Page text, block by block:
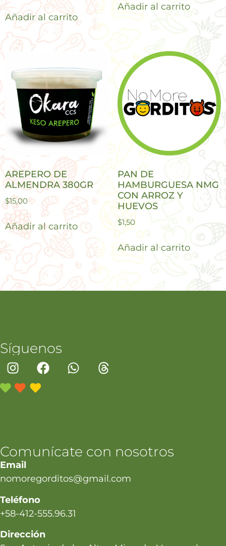
Añadir al carrito
Añadir al carrito
AREPERO DE
ALMENDRA 380GR
$15,00
Añadir al carrito
PAN DE
HAMBURGUESA NMG
CON ARROZ Y
HUEVOS
$1,50
Añadir al carrito
Síguenos
Comunícate con nosotros
Email
nomoregorditos@gmail.com
Teléfono
+58-412-555.96.31
Dirección